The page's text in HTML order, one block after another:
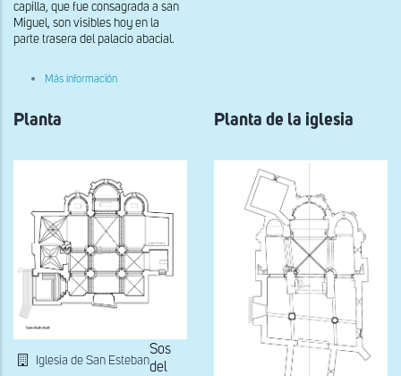
capilla, que fue consagrada a san
Miguel, son visibles hoy en la
parte trasera del palacio abacial.
Más información
Planta
Iglesia de San Esteban
Sos
del
Planta de la iglesia